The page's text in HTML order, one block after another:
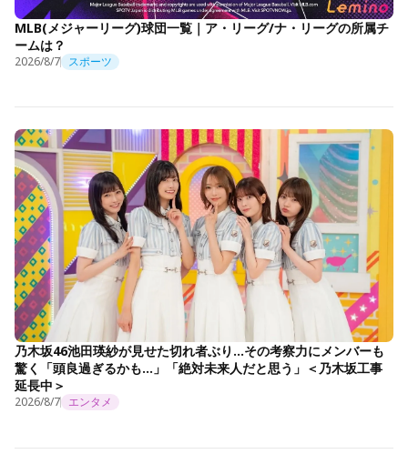
MLB(メジャーリーグ)球団一覧｜ア・リーグ/ナ・リーグの所属チ
ームは？
2026/8/7 スポーツ
乃木坂46池田瑛紗が見せた切れ者ぶり…その考察力にメンバーも
驚く「頭良過ぎるかも…」「絶対未来人だと思う」＜乃木坂工事
延長中＞
2026/8/7 エンタメ